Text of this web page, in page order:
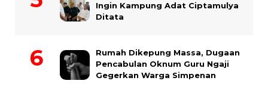
Ingin Kampung Adat Ciptamulya
Ditata
Rumah Dikepung Massa, Dugaan
Pencabulan Oknum Guru Ngaji
Gegerkan Warga Simpenan